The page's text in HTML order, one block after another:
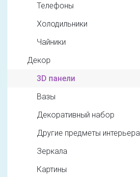
Телефоны
Холодильники
Чайники
Декор
3D панели
Вазы
Декоративный набор
Другие предметы интерьера
Зеркала
Картины